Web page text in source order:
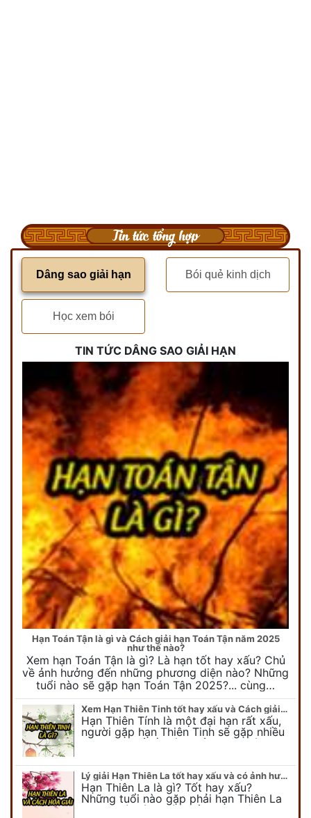
Tin tức tổng hợp
Dâng sao giải hạn Bói quẻ kinh dịch
Học xem bói
TIN TỨC DÂNG SAO GIẢI HẠN
Hạn Toán Tận là gì và Cách giải hạn Toán Tận năm 2025
như thế nào?
Xem hạn Toán Tận là gì? Là hạn tốt hay xấu? Chủ
về ảnh hưởng đến những phương diện nào? Những
tuổi nào sẽ gặp hạn Toán Tận 2025?... cùng…
Xem Hạn Thiên Tinh tốt hay xấu và Cách giải hạn Thiên Tinh năm 2025
Hạn Thiên Tính là một đại hạn rất xấu,
người gặp hạn Thiên Tinh sẽ gặp nhiều
tai ương chủ về sức khỏe, kiện cáo.
Lý giải Hạn Thiên La tốt hay xấu và có ảnh hưởng như thế nào?
Hạn Thiên La là gì? Tốt hay xấu?
Những tuổi nào gặp phải hạn Thiên La
2025? Và cách hóa giải hạn Thiên La